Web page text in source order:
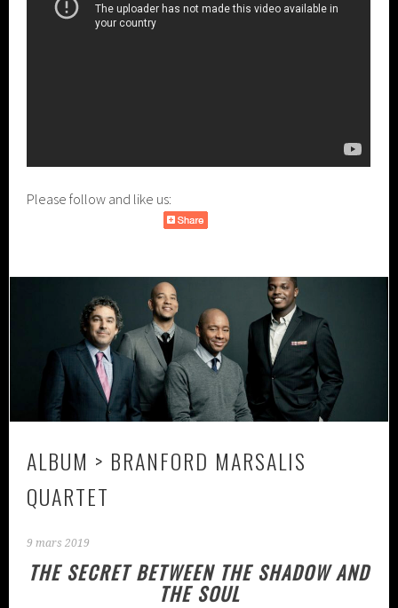
Please follow and like us:
ALBUM > BRANFORD MARSALIS
QUARTET
9 mars 2019
THE SECRET BETWEEN THE SHADOW AND
THE SOUL